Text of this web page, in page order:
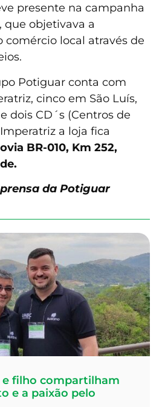
presente na campanha
que objetivava a
local através de
Potiguar conta com
cinco em São Luís,
dois CD´s (Centros de
a loja fica
BR-010, Km 252,
da Potiguar
e filho compartilham
e a paixão pelo